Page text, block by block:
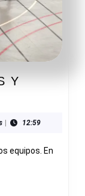
Y
| 12:59
equipos. En